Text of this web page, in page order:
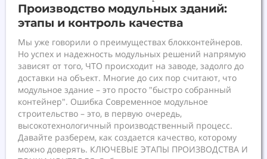
Производство модульных зданий:
этапы и контроль качества
Мы уже говорили о преимуществах блокконтейнеров.
Но успех и надежность модульных решений напрямую
зависят от того, ЧТО происходит на заводе, задолго до
доставки на объект. Многие до сих пор считают, что
модульное здание – это просто "быстро собранный
контейнер". Ошибка Современное модульное
строительство – это, в первую очередь,
высокотехнологичный производственный процесс.
Давайте разберем, как создается качество, которому
можно доверять. КЛЮЧЕВЫЕ ЭТАПЫ ПРОИЗВОДСТВА И